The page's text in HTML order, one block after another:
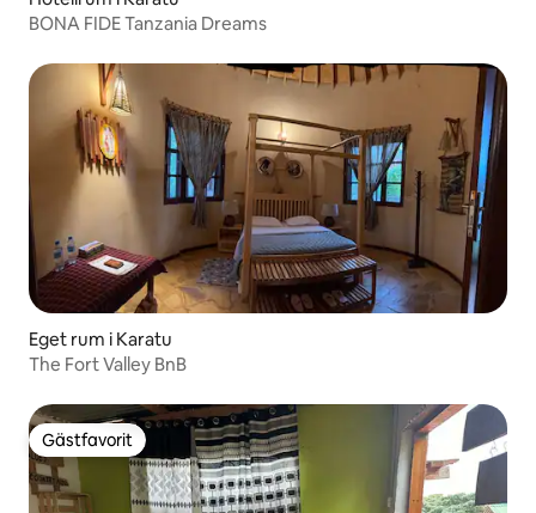
BONA FIDE Tanzania Dreams
Eget rum i Karatu
The Fort Valley BnB
Gästfavorit
Gästfavorit